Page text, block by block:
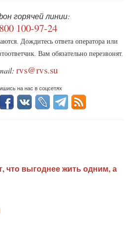
горячей линии:
100-97-24
Дождитесь ответа оператора или
Вам обязательно перезвонят.
rvs@rvs.su
на нас в соцсетях
что выгоднее жить одним, а